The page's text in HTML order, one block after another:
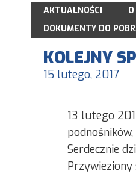
AKTUALNOŚCI
DOKUMENTY DO
DEKLARACJA
ANKIETA MONITORUJĄCA
DEKLARACJA NGO
LOGO DO POBRANIA
KONKURSY I WARSZTATY
KSIĘGA WIZUALIZACJI
KOLEJNY
15 lutego, 2017
13 lutego
Serdecznie
Przywieziony